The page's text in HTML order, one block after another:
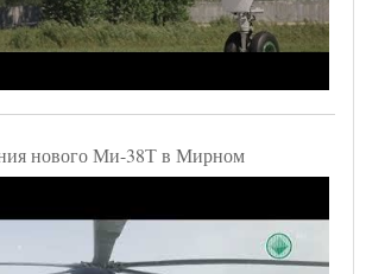
нового Ми-38Т в Мирном